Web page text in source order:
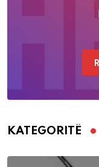
KATEGORITË